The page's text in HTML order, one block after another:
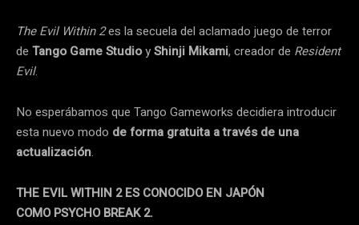
The Evil Within 2es la secuela del aclamado juego de terror
de Tango Game StudioyShinji Mikami, creador de Resident
Evil.
No esperábamos que Tango Gameworks decidiera introducir
esta nuevo modo de forma gratuita a través de una
actualización.
THE EVIL WITHIN 2 ES CONOCIDO EN JAPÓN
COMO PSYCHO BREAK 2.